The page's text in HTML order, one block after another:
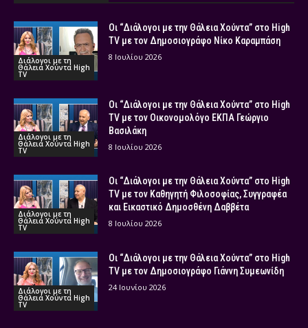
Διάλογοι με τη
Θάλεια Χούντα High
TV
Οι “Διάλογοι με την Θάλεια Χούντα” στο High
TV με τον Δημοσιογράφο Νίκο Καραμπάση
8 Ιουλίου 2026
Διάλογοι με τη
Θάλεια Χούντα High
TV
Οι “Διάλογοι με την Θάλεια Χούντα” στο High
TV με τον Οικονομολόγο ΕΚΠΑ Γεώργιο
Βασιλάκη
8 Ιουλίου 2026
Διάλογοι με τη
Θάλεια Χούντα High
TV
Οι “Διάλογοι με την Θάλεια Χούντα” στο High
TV με τον Καθηγητή Φιλοσοφίας, Συγγραφέα
και Εικαστικό Δημοσθένη Δαββέτα
8 Ιουλίου 2026
Διάλογοι με τη
Θάλεια Χούντα High
TV
Οι “Διάλογοι με την Θάλεια Χούντα” στο High
TV με τον Δημοσιογράφο Γιάννη Συμεωνίδη
24 Ιουνίου 2026